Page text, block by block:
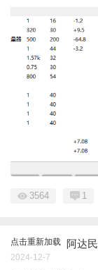
3564 1
点击重新加载 阿达民
2024-12-7